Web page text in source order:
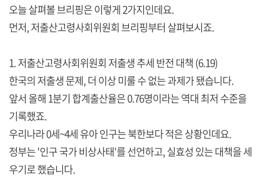
오늘 살펴볼 브리핑은 이렇게 2가지인데요.
먼저, 저출산고령사회위원회 브리핑부터 살펴보시죠.
1. 저출산고령사회위원회 저출생 추세 반전 대책 (6.19)
한국의 저출생 문제, 더 이상 미룰 수 없는 과제가 됐습니다.
앞서 올해 1분기 합계출산율은 0.76명이라는 역대 최저 수준을
기록했죠.
우리나라 0세~4세 유아 인구는 북한보다 적은 상황인데요.
정부는 '인구 국가 비상사태'를 선언하고, 실효성 있는 대책을 세
우기로 했습니다.